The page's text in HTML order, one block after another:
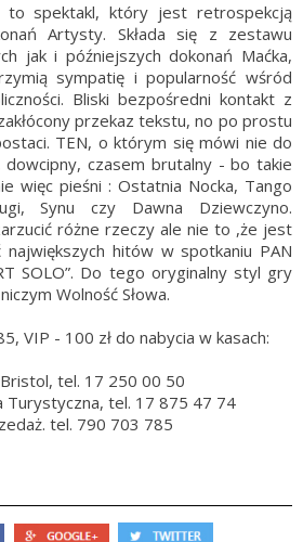
to spektakl, który jest retrospekcją
Artysty. Składa się z zestawu
jak i późniejszych dokonań Maćka,
sympatię i popularność wśród
Bliski bezpośredni kontakt z
przekaz tekstu, no po prostu
TEN, o którym się mówi nie do
dowcipny, czasem brutalny - bo takie
więc pieśni : Ostatnia Nocka, Tango
Synu czy Dawna Dziewczyno.
różne rzeczy ale nie to ,że jest
największych hitów w spotkaniu PAN
SOLO”. Do tego oryginalny styl gry
Wolność Słowa.
VIP - 100 zł do nabycia w kasach:
tel. 17 250 00 50
Turystyczna, tel. 17 875 47 74
tel. 790 703 785